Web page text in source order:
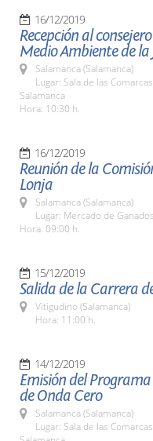
16/12/2019
Recepción al
Medio Ambiente de la
Salamanca (Salamanca)
Lugar: Sala de las
Salamanca
Hora: 10:30 h.
16/12/2019
Reunión de la
Lonja
Salamanca (Salamanca)
Lugar: Mercado de
Hora: 09:00 h.
15/12/2019
Salida de la Carrera
Vitigudino (Salamanca)
Hora: 11:00 h.
14/12/2019
Emisión del
de Onda Cero
Salamanca (Salamanca)
Lugar: Sala de las